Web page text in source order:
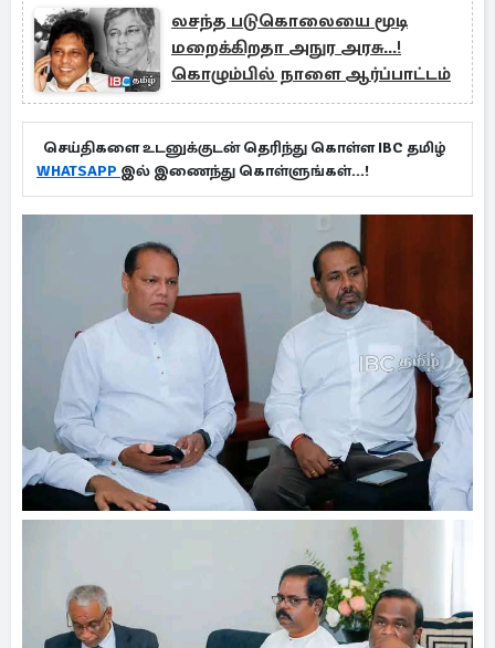
லசந்த படுகொலையை மூடி
மறைக்கிறதா அநுர அரசு...!
கொழும்பில் நாளை ஆர்ப்பாட்டம்
செய்திகளை உடனுக்குடன் தெரிந்து கொள்ள IBC தமிழ்
WHATSAPP இல் இணைந்து கொள்ளுங்கள்...!